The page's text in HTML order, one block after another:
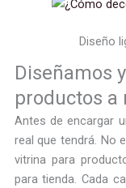
Diseño
Diseñamos
productos a
Antes de encargar
real que tendrá. No
vitrina para
para tienda. Cada